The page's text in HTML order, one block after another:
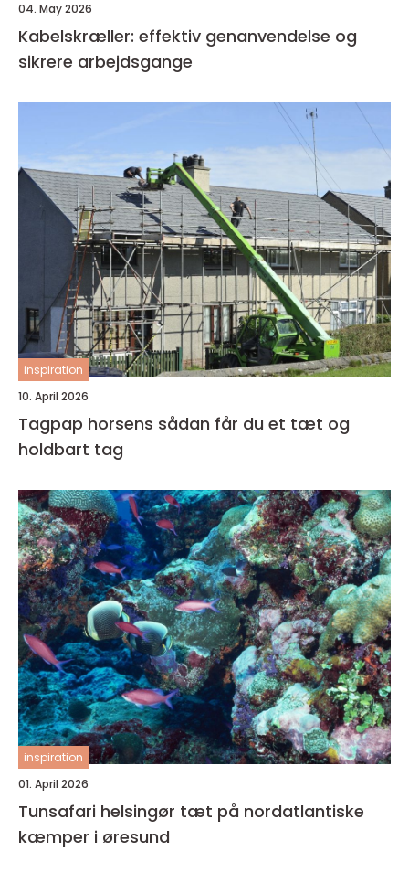
04. May 2026
Kabelskræller: effektiv genanvendelse og
sikrere arbejdsgange
inspiration
10. April 2026
Tagpap horsens sådan får du et tæt og
holdbart tag
inspiration
01. April 2026
Tunsafari helsingør tæt på nordatlantiske
kæmper i øresund